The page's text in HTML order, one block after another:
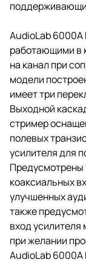
AudioLab 6000A
работающими в
на канал при
модели
имеет три
Выходной
стример
полевых
усилителя для
Предусмотрены
коаксиальных
улучшенных
также
вход
при желании
AudioLab 6000A